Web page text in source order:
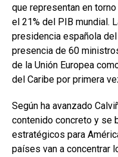
que representan en
el 21% del PIB mundial.
presidencia española
presencia de 60
de la Unión Europea
del Caribe por primera
Según ha avanzado
contenido concreto y se
estratégicos para
países van a concentrar